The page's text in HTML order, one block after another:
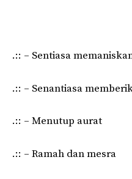
.:: – Sentiasa
.:: – Senantiasa
.:: – Menutup aurat
.:: – Ramah dan mesra